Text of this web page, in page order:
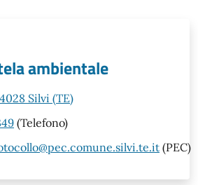
ambientale
Silvi (TE)
(Telefono)
(PEC)